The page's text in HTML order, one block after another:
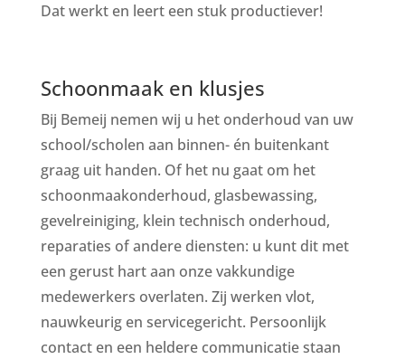
Dat werkt en leert een stuk productiever!
Schoonmaak en klusjes
Bij Bemeij nemen wij u het onderhoud van uw
school/scholen aan binnen- én buitenkant
graag uit handen. Of het nu gaat om het
schoonmaakonderhoud, glasbewassing,
gevelreiniging, klein technisch onderhoud,
reparaties of andere diensten: u kunt dit met
een gerust hart aan onze vakkundige
medewerkers overlaten. Zij werken vlot,
nauwkeurig en servicegericht. Persoonlijk
contact en een heldere communicatie staan